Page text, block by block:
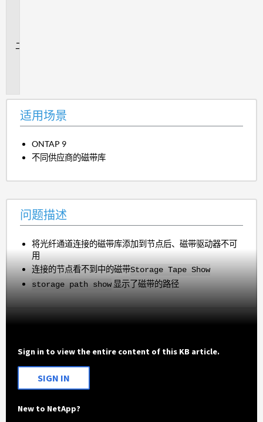
适用场景
ONTAP 9
不同供应商的磁带库
问题描述
将光纤通道连接的磁带库添加到节点后、磁带驱动器不可
用
连接的节点看不到中的磁带Storage Tape Show
storage path show显示了磁带的路径
Sign in to view the entire content of this KB article.
SIGN IN
New to NetApp?